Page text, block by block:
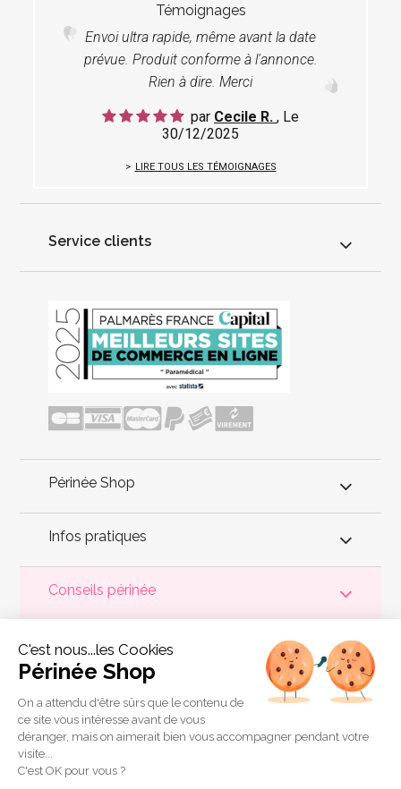
Témoignages
Envoi ultra rapide, même avant la date
prévue. Produit conforme à l'annonce.
Rien à dire. Merci
par Cecile R. , Le
30/12/2025
LIRE TOUS LES TÉMOIGNAGES
Service clients
Périnée Shop
Infos pratiques
Conseils périnée
est précieux ! Il est donc primordial d'entretenir,
de muscler et de rééduquer le plancher pelvienpour éviter les
problèmes d'incontinence
, de pesanteur pelvienne, de manque
de sensations durant les rapports sexuels et de petites
fuites
Périnée Shop
a sélectionné les meilleures solutions
pour la rééducation périnéale et pour l'auto-traitement de
l'incontinence à domicile :
biofeedback,cônes vaginaux
connectées etaccessoires pour exercices de Kegel.
Copyright 2011 © Périnée Shop
C'est nous...les Cookies
Périnée Shop
On a attendu d'être sûrs que le contenu de
ce site vous intéresse avant de vous
déranger, mais on aimerait bien vous accompagner pendant votre
visite...
C'est OK pour vous ?